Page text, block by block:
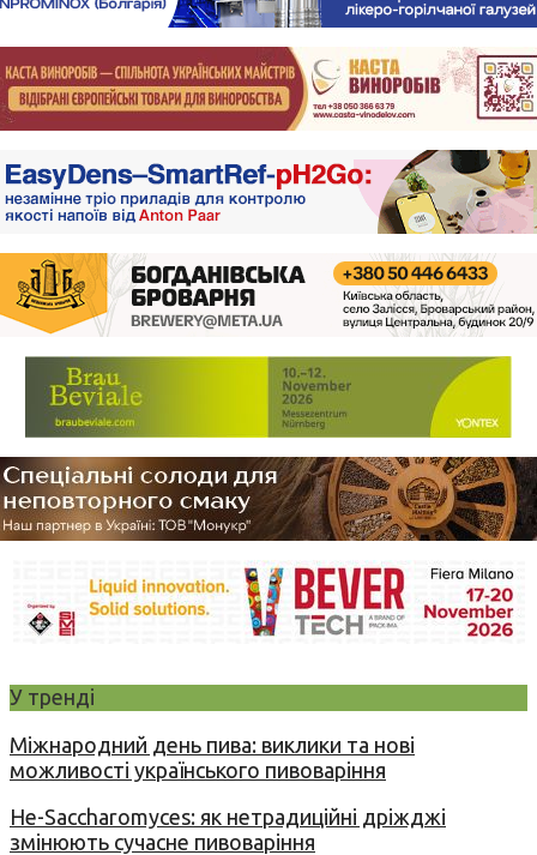
У тренді
Міжнародний день пива: виклики та нові
можливості українського пивоваріння
Не-Saccharomyces: як нетрадиційні дріжджі
змінюють сучасне пивоваріння